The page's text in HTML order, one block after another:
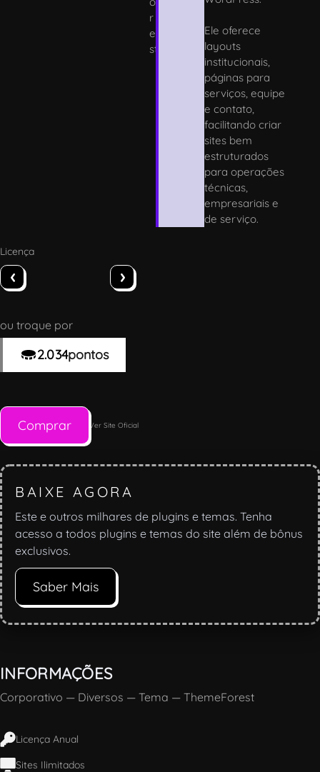
r
e
st
Ele oferece
layouts
institucionais,
páginas para
serviços, equipe
e contato,
facilitando criar
sites bem
estruturados
para operações
técnicas,
empresariais e
de serviço.
Licença
‹ ›
ou troque por
2.034pontos
Comprar Ver Site Oficial
BAIXE AGORA
Este e outros milhares de plugins e temas. Tenha
acesso a todos plugins e temas do site além de bônus
exclusivos.
Saber Mais
INFORMAÇÕES
Corporativo — Diversos — Tema — ThemeForest
Licença Anual
Sites Ilimitados